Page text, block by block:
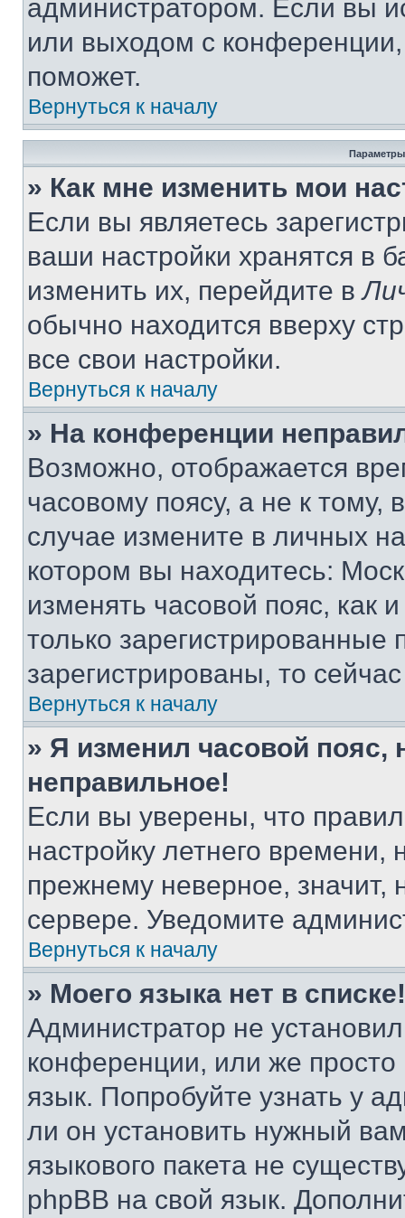
администратором. Если вы
или выходом с
поможет.
Вернуться к началу
Параметры
» Как мне изменить мои
Если вы являетесь
ваши настройки хранятся в
изменить их, перейдите в
обычно находится вверху
все свои настройки.
Вернуться к началу
» На конференции
Возможно, отображается
часовому поясу, а не к тому,
случае измените в личных
котором вы находитесь:
изменять часовой пояс, как
только
зарегистрированы, то
Вернуться к началу
» Я изменил часовой пояс,
неправильное!
Если вы уверены, что
настройку летнего
прежнему неверное, значит,
сервере. Уведомите
Вернуться к началу
» Моего языка нет в списке!
Администратор не
конференции, или же
язык. Попробуйте узнать у
ли он установить нужный
языкового пакета не
phpBB на свой язык.